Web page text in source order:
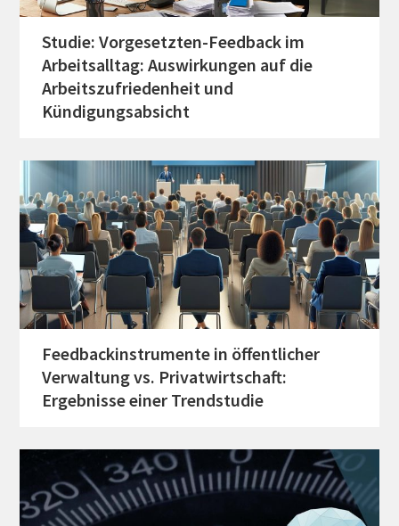
Studie: Vorgesetzten-Feedback im
Arbeitsalltag: Auswirkungen auf die
Arbeitszufriedenheit und
Kündigungsabsicht
Feedbackinstrumente in öffentlicher
Verwaltung vs. Privatwirtschaft:
Ergebnisse einer Trendstudie